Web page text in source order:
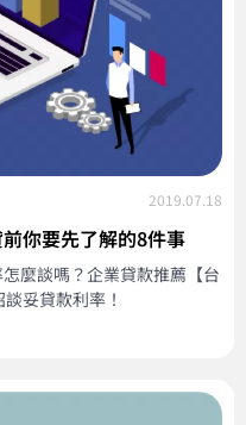
2019.07.18
你要先了解的8件事
麼談嗎？企業貸款推薦【台
妥貸款利率！